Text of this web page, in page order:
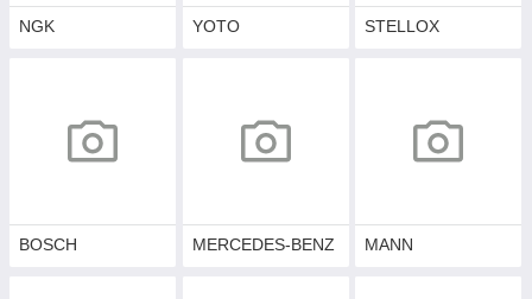
NGK YOTO STELLOX
BOSCH MERCEDES-BENZ MANN